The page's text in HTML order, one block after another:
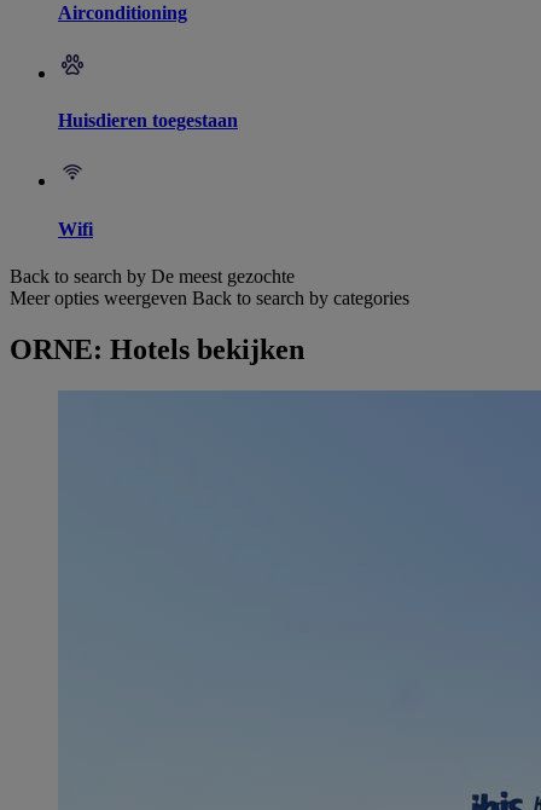
Airconditioning
Huisdieren toegestaan
Wifi
Back to search by De meest gezochte
Meer opties weergeven Back to search by categories
ORNE: Hotels bekijken